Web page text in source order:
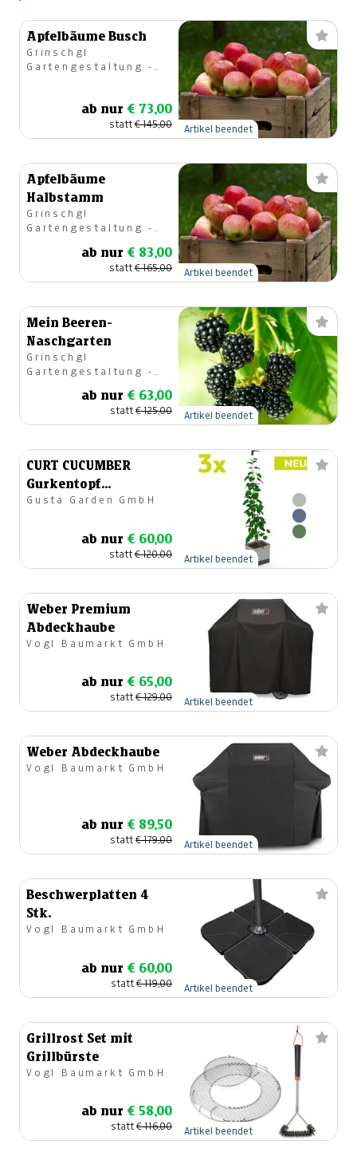
Apfelbäume Busch
Grinschgl
Gartengestaltung -
ab nur € 73,00
statt€ 145,00 Artikel beendet
Apfelbäume
Halbstamm
Grinschgl
Gartengestaltung -
ab nur € 83,00
statt€ 165,00 Artikel beendet
Mein Beeren-
Naschgarten
Grinschgl
Gartengestaltung -
ab nur € 63,00
statt€ 125,00 Artikel beendet
CURT CUCUMBER
Gurkentopf
Familienpaket
Gusta Garden GmbH
ab nur € 60,00
statt€ 120,00 Artikel beendet
Weber Premium
Abdeckhaube
Vogl Baumarkt GmbH
ab nur € 65,00
statt€ 129,00 Artikel beendet
Weber Abdeckhaube
Vogl Baumarkt GmbH
ab nur € 89,50
statt€ 179,00 Artikel beendet
Beschwerplatten 4
Stk.
Vogl Baumarkt GmbH
ab nur € 60,00
statt€ 119,00 Artikel beendet
Grillrost Set mit
Grillbürste
Vogl Baumarkt GmbH
ab nur € 58,00
statt€ 116,00 Artikel beendet